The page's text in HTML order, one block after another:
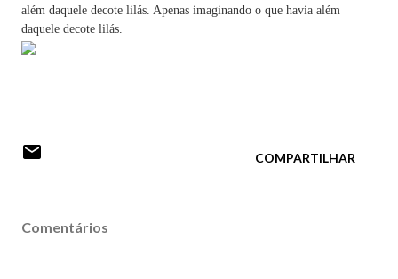
além daquele decote lilás. Apenas imaginando o que havia além
daquele decote lilás.
COMPARTILHAR
Comentários